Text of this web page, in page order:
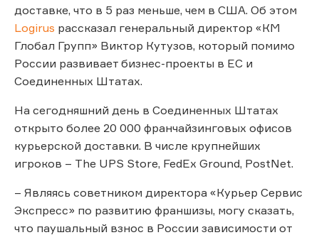
доставке, что в 5 раз меньше, чем в США. Об этом
Logirus рассказал генеральный директор «КМ
Глобал Групп» Виктор Кутузов, который помимо
России развивает бизнес-проекты в ЕС и
Соединенных Штатах.
На сегодняшний день в Соединенных Штатах
открыто более 20 000 франчайзинговых офисов
курьерской доставки. В числе крупнейших
игроков – The UPS Store, FedEx Ground, PostNet.
– Являясь советником директора «Курьер Сервис
Экспресс» по развитию франшизы, могу сказать,
что паушальный взнос в России зависимости от